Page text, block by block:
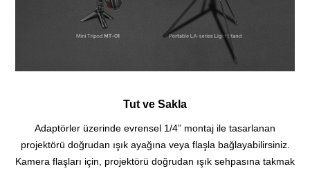
Tut ve Sakla
Adaptörler üzerinde evrensel 1/4” montaj ile tasarlanan
projektörü doğrudan ışık ayağına veya flaşla bağlayabilirsiniz.
Kamera flaşları için, projektörü doğrudan ışık sehpasına takmak